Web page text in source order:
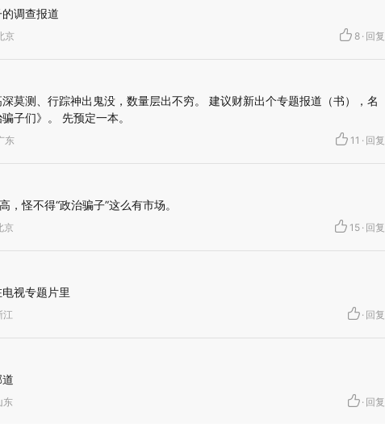
调查报道
京 8 · 回复
莫测、行踪神出鬼没，数量层出不穷。 建议财新出个专题报道（书），名
子们》。 先预定一本。
东 11 · 回复
，怪不得“政治骗子”这么有市场。
京 15 · 回复
视专题片里
江 · 回复
东 · 回复